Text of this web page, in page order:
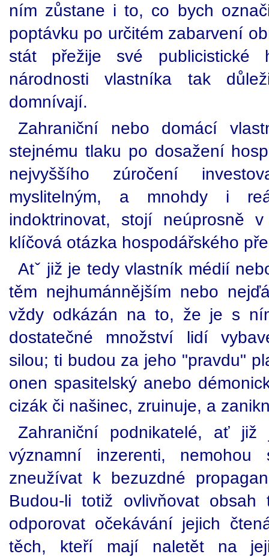
ním zůstane i to, co bych
poptávku po určitém zabarvení
stát přežije své publicistické
národnosti vlastníka tak
domnívají.
Zahraniční nebo domácí
stejnému tlaku po dosažení
nejvyššího zúročení
myslitelným, a mnohdy i
indoktrinovat, stojí neúprosně
klíčová otázka hospodářského
Atˇ již je tedy vlastník médií
těm nejhumánnějším nebo
vždy odkázán na to, že je s
dostatečné množství lidí
silou; ti budou za jeho "pravdu"
onen spasitelský anebo
cizák či našinec, zruinuje, a
Zahraniční podnikatelé, ať
významní inzerenti, nemohou
zneužívat k bezuzdné
Budou-li totiž ovlivňovat
odporovat očekávání jejich
těch, kteří mají naletět na